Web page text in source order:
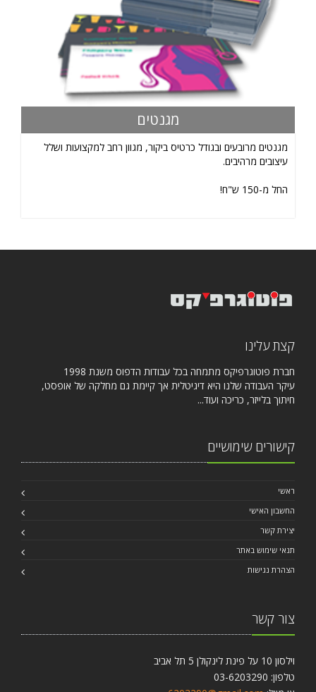
מגנטים
מגנטים מרובעים ובגודל כרטיס ביקור, מגוון רחב למקצועות ושלל
עיצובים מרהיבים.
החל מ-150 ש"ח!
קצת עלינו
חברת פוטוגרפיקס מתמחה בכל עבודות הדפוס משנת 1998
עיקר העבודה שלנו היא דיגיטלית אך קיימת גם מחלקה של אופסט,
חיתוך בלייזר, כריכה ועוד...
קישורים שימושיים
ראשי
החשבון האישי
יצירת קשר
תנאי שימוש באתר
הצהרת נגישות
צור קשר
וילסון 10 על פינת לינקולן 5 תל אביב
טלפון: 03-6203290